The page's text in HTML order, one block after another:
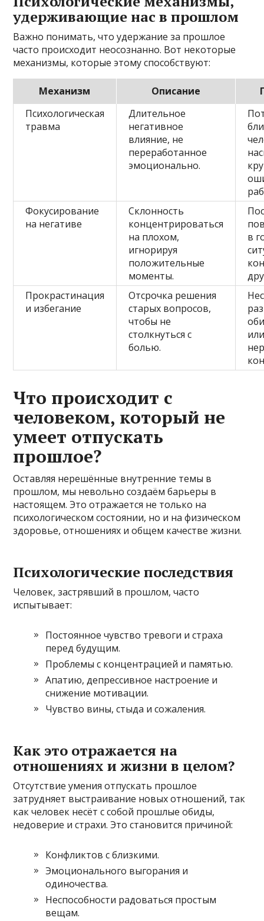
удерживающие нас в прошлом
Важно понимать, что удержание за прошлое
часто происходит неосознанно. Вот некоторые
механизмы, которые этому способствуют:
Механизм Описание
Психологическая
травма
Длительное
негативное
влияние, не
переработанное
эмоционально.
Фокусирование
на негативе
Склонность
концентрироваться
на плохом,
игнорируя
положительные
моменты.
в
Прокрастинация
и избегание
Отсрочка решения
старых вопросов,
чтобы не
столкнуться с
болью.
Что происходит с
человеком, который не
умеет отпускать
прошлое?
Оставляя нерешённые внутренние темы в
прошлом, мы невольно создаём барьеры в
настоящем. Это отражается не только на
психологическом состоянии, но и на физическом
здоровье, отношениях и общем качестве жизни.
Психологические последствия
Человек, застрявший в прошлом, часто
испытывает:
Постоянное чувство тревоги и страха
перед будущим.
Проблемы с концентрацией и памятью.
Апатию, депрессивное настроение и
снижение мотивации.
Чувство вины, стыда и сожаления.
Как это отражается на
отношениях и жизни в целом?
Отсутствие умения отпускать прошлое
затрудняет выстраивание новых отношений, так
как человек несёт с собой прошлые обиды,
недоверие и страхи. Это становится причиной:
Конфликтов с близкими.
Эмоционального выгорания и
одиночества.
Неспособности радоваться простым
вещам.